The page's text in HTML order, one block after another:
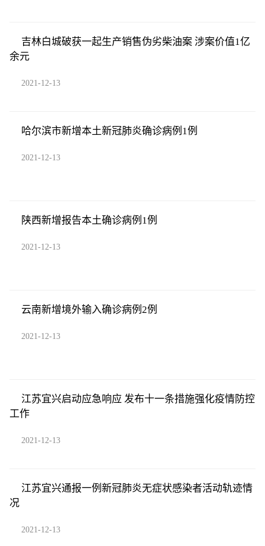
吉林白城破获一起生产销售伪劣柴油案 涉案价值1亿
余元
2021-12-13
哈尔滨市新增本土新冠肺炎确诊病例1例
2021-12-13
陕西新增报告本土确诊病例1例
2021-12-13
云南新增境外输入确诊病例2例
2021-12-13
江苏宜兴启动应急响应 发布十一条措施强化疫情防控
工作
2021-12-13
江苏宜兴通报一例新冠肺炎无症状感染者活动轨迹情
况
2021-12-13